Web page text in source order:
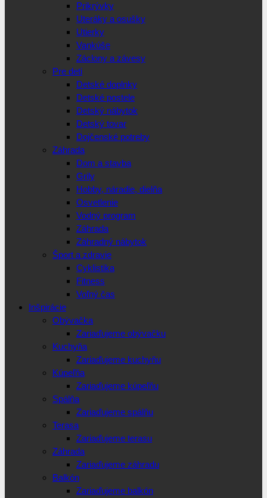
Prikrývky
Uteráky a osušky
Utierky
Vankúše
Záclony a závesy
Pre deti
Detské doplnky
Detské postele
Detský nábytok
Detský tovar
Dojčenské potreby
Záhrada
Dom a stavba
Grily
Hobby, náradie, dielňa
Osvetlenie
Vodný program
Záhrada
Záhradný nábytok
Šport a zdravie
Cyklistika
Fitness
Voľný čas
Inšpirácie
Obývačka
Zariaďujeme obývačku
Kuchyňa
Zariaďujeme kuchyňu
Kúpeľňa
Zariaďujeme kúpeľňu
Spálňa
Zariaďujeme spálňu
Terasa
Zariaďujeme terasu
Záhrada
Zariaďujeme záhradu
Balkón
Zariaďujeme balkón